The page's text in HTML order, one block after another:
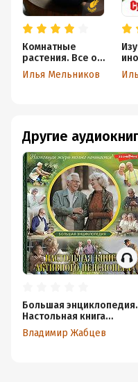
Комнатные
растения. Все об
удобренияx
Илья Мельников
Другие
Большая энциклопедия.
Настольная книга
активного пенсионера.
Настоящая жизнь только
Владимир Жабцев